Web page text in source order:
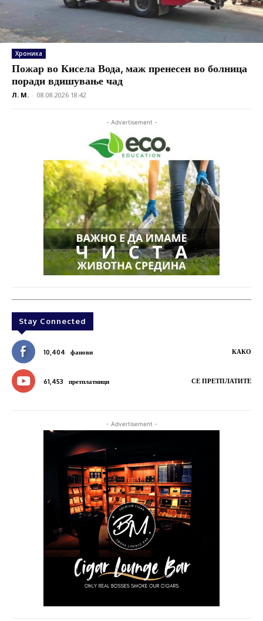
Хроника
Пожар во Кисела Вода, маж пренесен во болница
поради вдишување чад
Л. М. - 08.08.2026 18:42
- Advertisement -
Stay Connected
10,404 фанови КАКО
61,453 претплатници СЕ ПРЕТПЛАТИТЕ
- Advertisement -